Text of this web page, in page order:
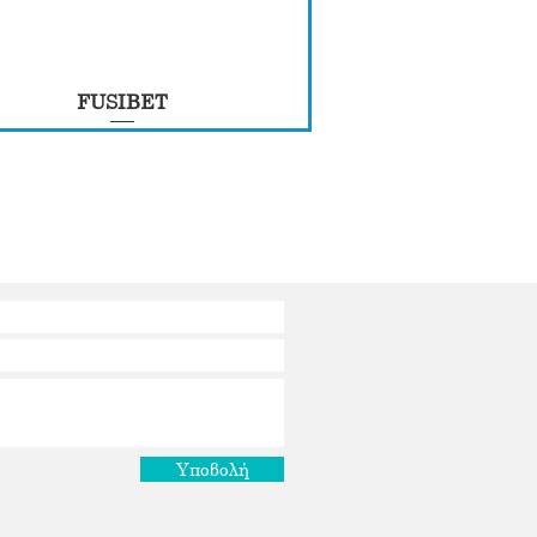
FUSIBET
Υποβολή